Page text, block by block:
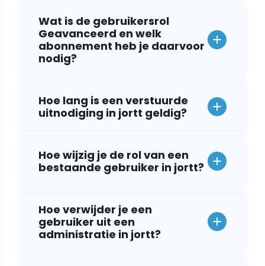
Wat is de gebruikersrol
Geavanceerd en welk
abonnement heb je daarvoor
nodig?
Hoe lang is een verstuurde
uitnodiging in jortt geldig?
Hoe wijzig je de rol van een
bestaande gebruiker in jortt?
Hoe verwijder je een
gebruiker uit een
administratie in jortt?